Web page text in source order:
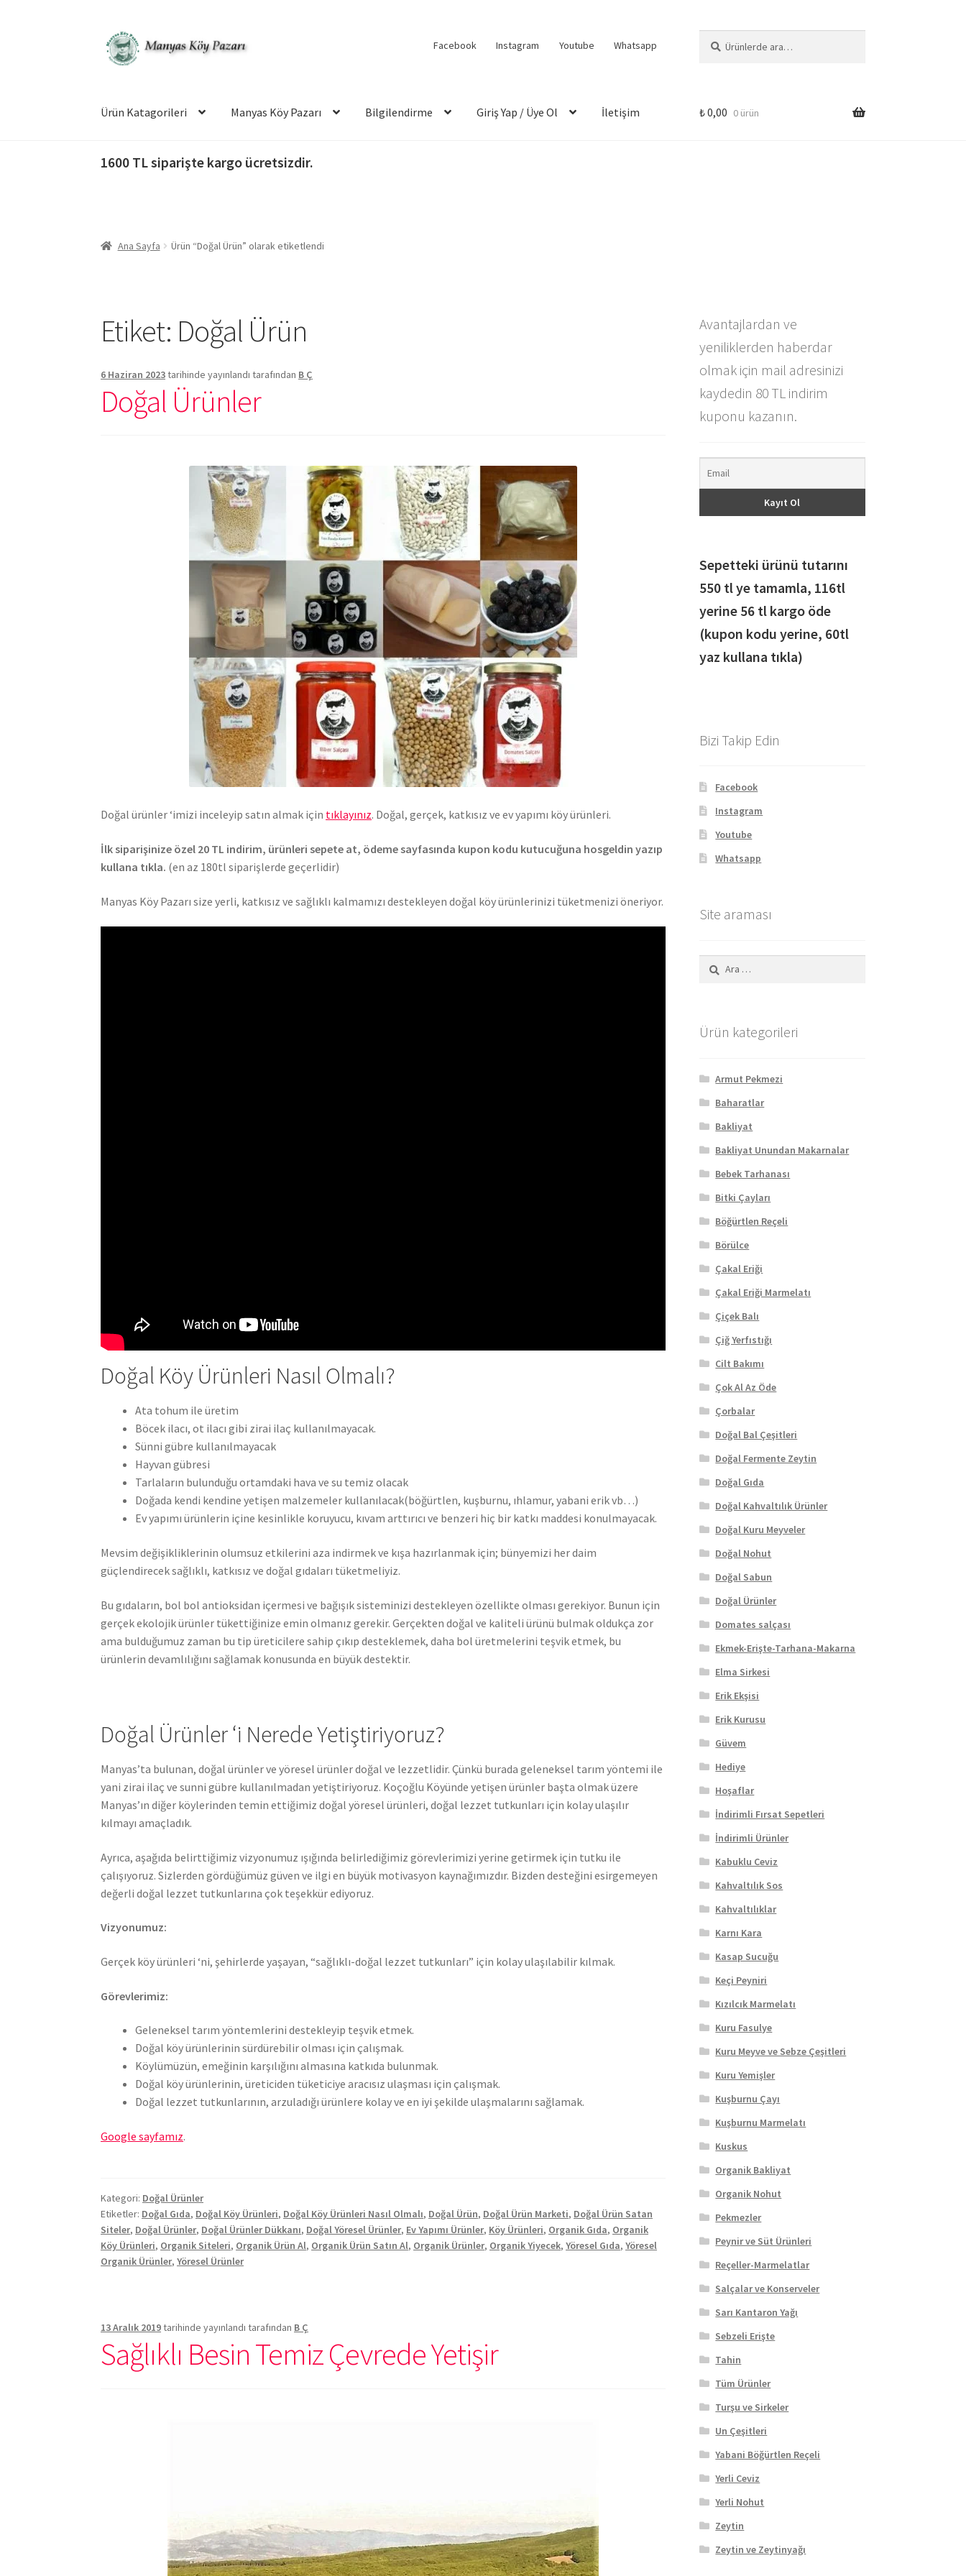
Dolaşıma
geç
İçeriğe
geç
Facebook Instagram Youtube Whatsapp
Ürün Katagorileri Manyas Köy Pazarı Bilgilendirme Giriş Yap / Üye Ol İletişim ₺0,00 0 ürün
1600 TL siparişte kargo ücretsizdir.
Ana Sayfa Ürün “Doğal Ürün” olarak etiketlendi
Etiket: Doğal Ürün
6 Haziran 2023tarihinde yayınlandı tarafından B Ç
Doğal Ürünler
Doğal ürünler ‘imizi inceleyip satın almak için tıklayınız. Doğal, gerçek, katkısız ve ev yapımı köy ürünleri.
İlk siparişinize özel 20 TL indirim, ürünleri sepete at, ödeme sayfasında kupon kodu kutucuğuna hosgeldin yazıp
kullana tıkla. (en az 180tl siparişlerde geçerlidir)
Manyas Köy Pazarı size yerli, katkısız ve sağlıklı kalmamızı destekleyen doğal köy ürünlerinizi tüketmenizi öneriyor.
Doğal Köy Ürünleri Nasıl Olmalı?
Ata tohum ile üretim
Böcek ilacı, ot ilacı gibi zirai ilaç kullanılmayacak.
Sünni gübre kullanılmayacak
Hayvan gübresi
Tarlaların bulunduğu ortamdaki hava ve su temiz olacak
Doğada kendi kendine yetişen malzemeler kullanılacak(böğürtlen, kuşburnu, ıhlamur, yabani erik vb…)
Ev yapımı ürünlerin içine kesinlikle koruyucu, kıvam arttırıcı ve benzeri hiç bir katkı maddesi konulmayacak.
Mevsim değişikliklerinin olumsuz etkilerini aza indirmek ve kışa hazırlanmak için; bünyemizi her daim
güçlendirecek sağlıklı, katkısız ve doğal gıdaları tüketmeliyiz.
Bu gıdaların, bol bol antioksidan içermesi ve bağışık sisteminizi destekleyen özellikte olması gerekiyor. Bunun için
gerçek ekolojik ürünler tükettiğinize emin olmanız gerekir. Gerçekten doğal ve kaliteli ürünü bulmak oldukça zor
ama bulduğumuz zaman bu tip üreticilere sahip çıkıp desteklemek, daha bol üretmelerini teşvik etmek, bu
ürünlerin devamlılığını sağlamak konusunda en büyük destektir.
Doğal Ürünler ‘i Nerede Yetiştiriyoruz?
Manyas’ta bulunan, doğal ürünler ve yöresel ürünler doğal ve lezzetlidir. Çünkü burada geleneksel tarım yöntemi ile
yani zirai ilaç ve sunni gübre kullanılmadan yetiştiriyoruz. Koçoğlu Köyünde yetişen ürünler başta olmak üzere
Manyas’ın diğer köylerinden temin ettiğimiz doğal yöresel ürünleri, doğal lezzet tutkunları için kolay ulaşılır
kılmayı amaçladık.
Ayrıca, aşağıda belirttiğimiz vizyonumuz ışığında belirlediğimiz görevlerimizi yerine getirmek için tutku ile
çalışıyoruz. Sizlerden gördüğümüz güven ve ilgi en büyük motivasyon kaynağımızdır. Bizden desteğini esirgemeyen
değerli doğal lezzet tutkunlarına çok teşekkür ediyoruz.
Vizyonumuz:
Gerçek köy ürünleri ‘ni, şehirlerde yaşayan, “sağlıklı-doğal lezzet tutkunları” için kolay ulaşılabilir kılmak.
Görevlerimiz:
Geleneksel tarım yöntemlerini destekleyip teşvik etmek.
Doğal köy ürünlerinin sürdürebilir olması için çalışmak.
Köylümüzün, emeğinin karşılığını almasına katkıda bulunmak.
Doğal köy ürünlerinin, üreticiden tüketiciye aracısız ulaşması için çalışmak.
Doğal lezzet tutkunlarının, arzuladığı ürünlere kolay ve en iyi şekilde ulaşmalarını sağlamak.
Google sayfamız.
Kategori: Doğal Ürünler
Etiketler: Doğal Gıda, Doğal Köy Ürünleri, Doğal Köy Ürünleri Nasıl Olmalı, Doğal Ürün, Doğal Ürün Marketi, Doğal Ürün Satan
Siteler, Doğal Ürünler, Doğal Ürünler Dükkanı, Doğal Yöresel Ürünler, Ev Yapımı Ürünler, Köy Ürünleri, Organik Gıda, Organik
Köy Ürünleri, Organik Siteleri, Organik Ürün Al, Organik Ürün Satın Al, Organik Ürünler, Organik Yiyecek,Yöresel Gıda,Yöresel
Organik Ürünler,Yöresel Ürünler
13 Aralık 2019tarihinde yayınlandı tarafından B Ç
Sağlıklı Besin Temiz Çevrede Yetişir
Avantajlardan ve
yeniliklerden haberdar
olmak için mail adresinizi
kaydedin 80 TL indirim
kuponu kazanın.
Sepetteki ürünü tutarını
550 tl ye tamamla, 116tl
yerine 56 tl kargo öde
(kupon kodu yerine, 60tl
yaz kullana tıkla)
Bizi Takip Edin
Facebook
Instagram
Youtube
Whatsapp
Site araması
Arama:
Ürün kategorileri
Armut Pekmezi
Baharatlar
Bakliyat
Bakliyat Unundan Makarnalar
Bebek Tarhanası
Bitki Çayları
Böğürtlen Reçeli
Börülce
Çakal Eriği
Çakal Eriği Marmelatı
Çiçek Balı
Çiğ Yerfıstığı
Cilt Bakımı
Çok Al Az Öde
Çorbalar
Doğal Bal Çeşitleri
Doğal Fermente Zeytin
Doğal Gıda
Doğal Kahvaltılık Ürünler
Doğal Kuru Meyveler
Doğal Nohut
Doğal Sabun
Doğal Ürünler
Domates salçası
Ekmek-Erişte-Tarhana-Makarna
Elma Sirkesi
Erik Ekşisi
Erik Kurusu
Güvem
Hediye
Hoşaflar
İndirimli Fırsat Sepetleri
İndirimli Ürünler
Kabuklu Ceviz
Kahvaltılık Sos
Kahvaltılıklar
Karnı Kara
Kasap Sucuğu
Keçi Peyniri
Kızılcık Marmelatı
Kuru Fasulye
Kuru Meyve ve Sebze Çeşitleri
Kuru Yemişler
Kuşburnu Çayı
Kuşburnu Marmelatı
Kuskus
Organik Bakliyat
Organik Nohut
Pekmezler
Peynir ve Süt Ürünleri
Reçeller-Marmelatlar
Salçalar ve Konserveler
Sarı Kantaron Yağı
Sebzeli Erişte
Tahin
Tüm Ürünler
Turşu ve Sirkeler
Un Çeşitleri
Yabani Böğürtlen Reçeli
Yerli Ceviz
Yerli Nohut
Zeytin
Zeytin ve Zeytinyağı